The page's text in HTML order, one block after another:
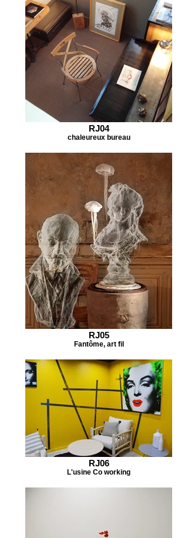
RJ04
chaleureux bureau
RJ05
Fantôme, art fil
RJ06
L'usine Co working